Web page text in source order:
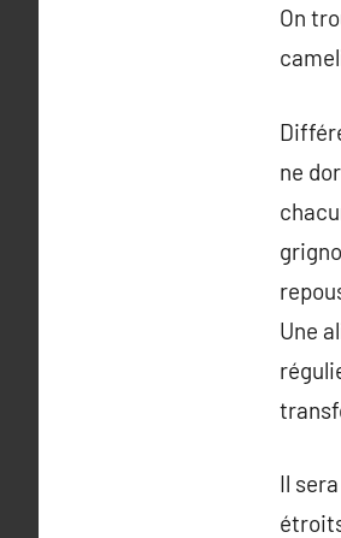
On
ne
Une
Il